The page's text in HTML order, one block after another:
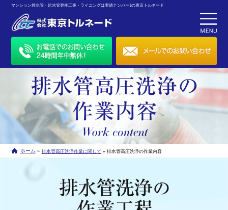
マンション排水管・給水管更生工事・ライニングは実績ナンバー1の東京トルネード
ホーム » 排水管高圧洗浄作業に関して » 排水管高圧洗浄の作業内容